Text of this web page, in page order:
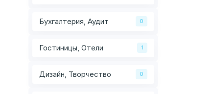
Бухгалтерия, Аудит 0
Гостиницы, Отели 1
Дизайн, Творчество 0